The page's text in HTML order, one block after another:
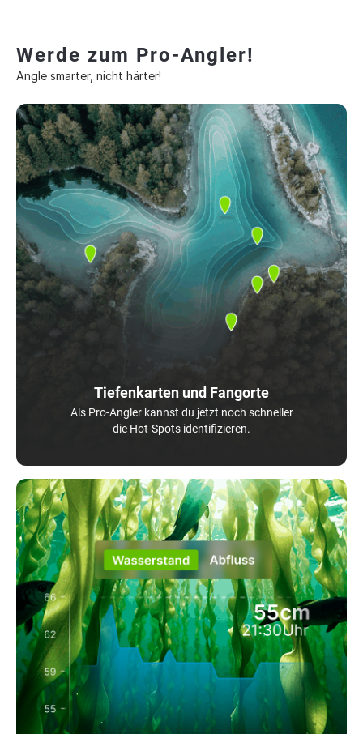
Werde zum Pro-Angler!
Angle smarter, nicht härter!
Tiefenkarten und Fangorte
Als Pro-Angler kannst du jetzt noch schneller
die Hot-Spots identifizieren.